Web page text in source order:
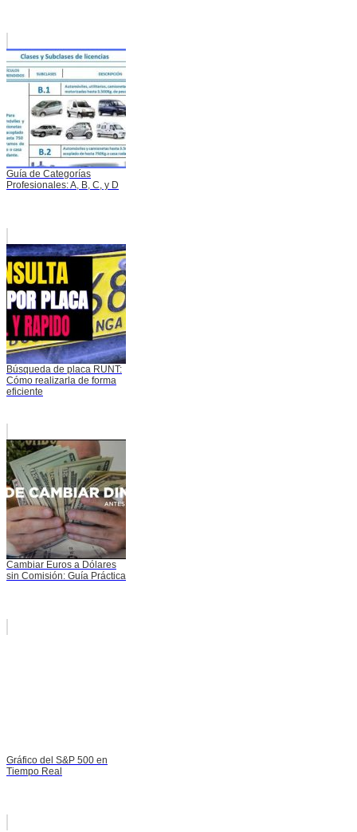
Guía de Categorías
Profesionales: A, B, C, y D
Búsqueda de placa RUNT:
Cómo realizarla de forma
eficiente
Cambiar Euros a Dólares
sin Comisión: Guía Práctica
Gráfico del S&P 500 en
Tiempo Real